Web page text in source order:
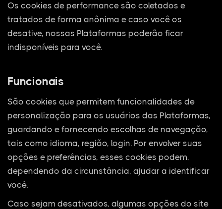
Os cookies de performance são coletados e
tratados de forma anônima e caso você os
desative, nossas Plataformas poderão ficar
indisponíveis para você.
Funcionais
São cookies que permitem funcionalidades de
personalização para os usuários das Plataformas,
guardando e fornecendo escolhas de navegação,
tais como idioma, região, login. Por envolver suas
opções e preferências, esses cookies podem,
dependendo da circunstância, ajudar a identificar
você.
Caso sejam desativados, algumas opções do site